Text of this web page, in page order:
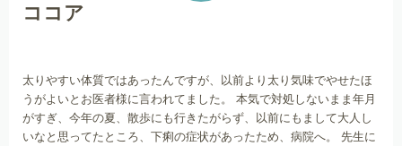
ココア
太りやすい体質ではあったんですが、以前より太り気味でやせたほ
うがよいとお医者様に言われてました。 本気で対処しないまま年月
がすぎ、今年の夏、散歩にも行きたがらず、以前にもまして大人し
いなと思ってたところ、下痢の症状があったため、病院へ。 先生に